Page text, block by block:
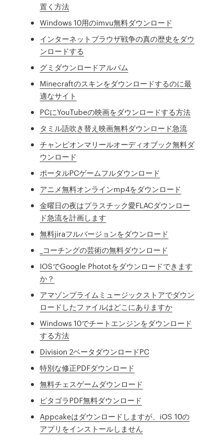
置く方法
Windows 10用のimvu無料ダウンロード
インターネットブラウザ戦争の真の歴史をダウ
ンロードする
グミダウンロードアルバム
Minecraftのスキンをダウンロードするのに最
適なサイト
PCにYouTubeの映画をダウンロードする方法
タミル語吹き替え映画無料ダウンロード急流
チャンピオンマリールオーディオブック無料ダ
ウンロード
ポータルPCゲームフルダウンロード
アニメ無料オンラインmp4をダウンロード
金曜日の夜はプラスチック愛FLACダウンロー
ド急流を計画します
無料jiraフルバージョンをダウンロード
_コーチングの芸術の無料ダウンロード
IOSでGoogle Phototをダウンロードできます
か？
アマゾンプライムミュージックストアでダウン
ロードしたファイルはどこにありますか
Windows 10でチートエンジンをダウンロード
する方法
Division 2ベータダウンロードPC
特別な修正PDFダウンロード
無料チェスゲームダウンロード
ピタゴラPDF無料ダウンロード
Appcakeはダウンロードしますが、iOS 10の
アプリをインストールしません